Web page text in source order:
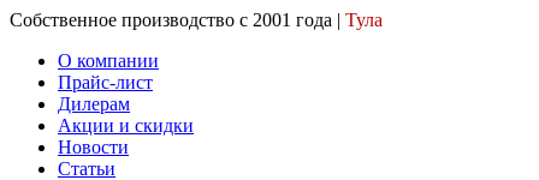
Собственное производство с 2001 года | Тула
О компании
Прайс-лист
Дилерам
Акции и скидки
Новости
Статьи